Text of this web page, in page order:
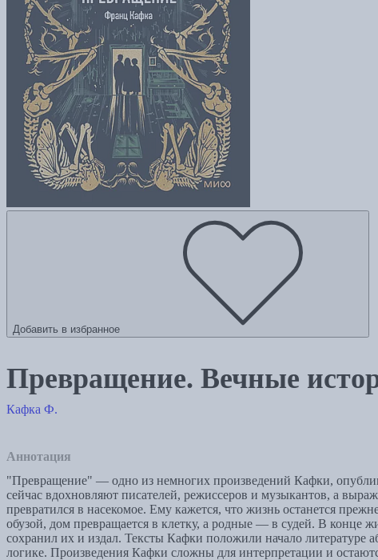
Добавить в избранное
Превращение. Вечные
Кафка Ф.
Аннотация
"Превращение" — одно из немногих произведений Кафки,
сейчас вдохновляют писателей, режиссеров и музыкантов, а
превратился в насекомое. Ему кажется, что жизнь останется
обузой, дом превращается в клетку, а родные — в судей. В конце
сохранил их и издал. Тексты Кафки положили начало литературе
логике. Произведения Кафки сложны для интерпретации и